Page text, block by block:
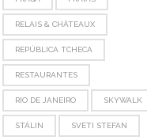
RELAIS & CHÂTEAUX
REPÚBLICA TCHECA
RESTAURANTES
RIO DE JANEIRO SKYWALK
STÁLIN SVETI STEFAN